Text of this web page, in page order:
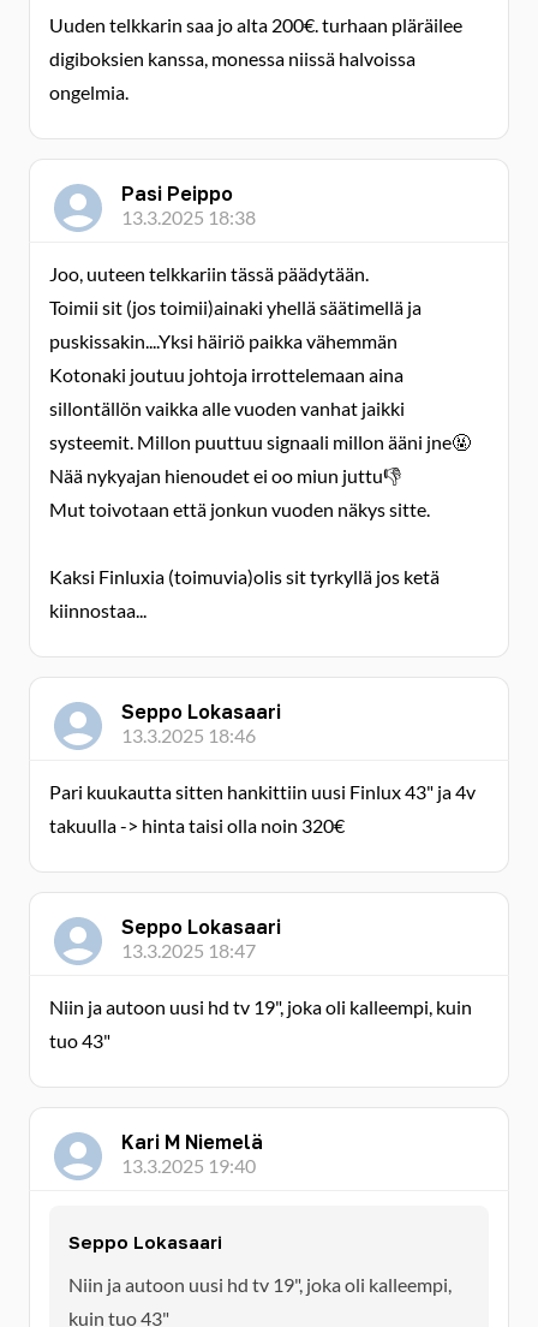
Uuden telkkarin saa jo alta 200€. turhaan pläräilee
digiboksien kanssa, monessa niissä halvoissa
ongelmia.
Pasi Peippo
13.3.2025 18:38
Joo, uuteen telkkariin tässä päädytään.
Toimii sit (jos toimii)ainaki yhellä säätimellä ja
puskissakin....Yksi häiriö paikka vähemmän
Kotonaki joutuu johtoja irrottelemaan aina
sillontällön vaikka alle vuoden vanhat jaikki
systeemit. Millon puuttuu signaali millon ääni jne🤬
Nää nykyajan hienoudet ei oo miun juttu👎
Mut toivotaan että jonkun vuoden näkys sitte.
Kaksi Finluxia (toimuvia)olis sit tyrkyllä jos ketä
kiinnostaa...
Seppo Lokasaari
13.3.2025 18:46
Pari kuukautta sitten hankittiin uusi Finlux 43" ja 4v
takuulla -> hinta taisi olla noin 320€
Seppo Lokasaari
13.3.2025 18:47
Niin ja autoon uusi hd tv 19", joka oli kalleempi, kuin
tuo 43"
Kari M Niemelä
13.3.2025 19:40
Seppo Lokasaari
Niin ja autoon uusi hd tv 19", joka oli kalleempi,
kuin tuo 43"